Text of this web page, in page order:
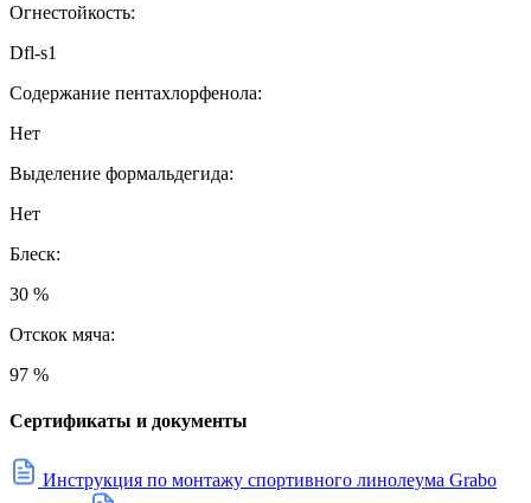
Огнестойкость:
Dfl-s1
Содержание пентахлорфенола:
Нет
Выделение формальдегида:
Нет
Блеск:
30 %
Отскок мяча:
97 %
Сертификаты и документы
Инструкция по монтажу спортивного линолеума Grabo